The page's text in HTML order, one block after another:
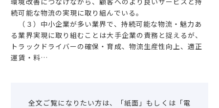
続可能な物流の実現に取り組んでいる。
（３）中小企業が多い業界で、持続可能な物流・魅力あ
る業界実現に取り組むことは大手企業の責務と捉えるが、
トラックドライバーの確保・育成、物流生産性向上、適正
運賃・料…
全文ご覧になりたい方は、「紙面」もしくは「電